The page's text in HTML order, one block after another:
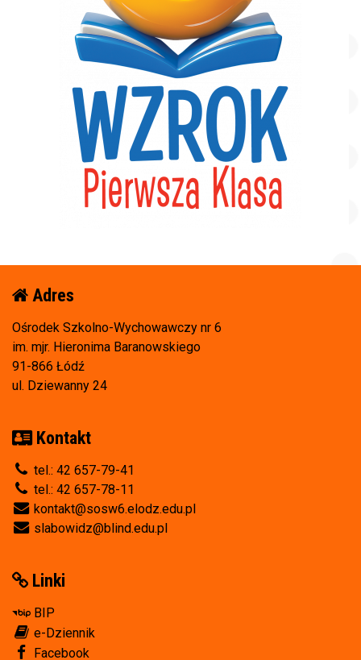
Adres
Ośrodek Szkolno-Wychowawczy nr 6
im. mjr. Hieronima Baranowskiego
91-866 Łódź
ul. Dziewanny 24
Kontakt
tel.: 42 657-79-41
tel.: 42 657-78-11
kontakt@sosw6.elodz.edu.pl
slabowidz@blind.edu.pl
Linki
BIP
e-Dziennik
Facebook